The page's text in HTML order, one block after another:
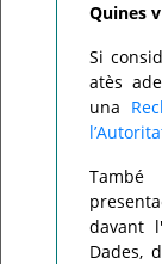
Quines
Si
atès
una
davant
Dades,